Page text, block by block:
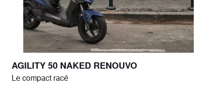
AGILITY 50 NAKED RENOUVO
Le compact racé